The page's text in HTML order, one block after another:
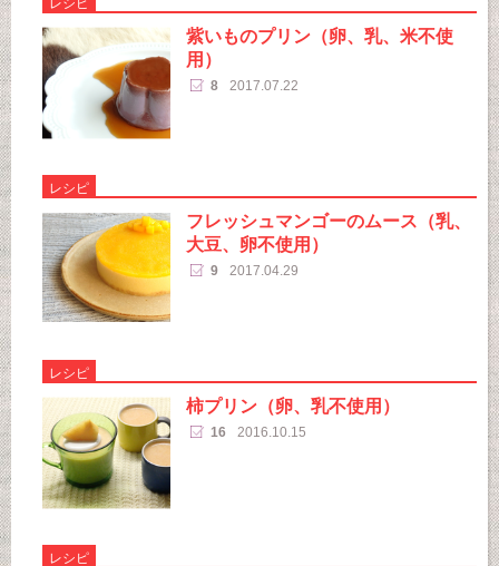
レシピ
紫いものプリン（卵、乳、米不使
用）
8 2017.07.22
レシピ
フレッシュマンゴーのムース（乳、
大豆、卵不使用）
9 2017.04.29
レシピ
柿プリン（卵、乳不使用）
16 2016.10.15
レシピ